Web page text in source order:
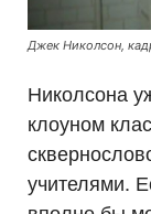
Джек Николсон,
Николсона
клоуном
учителями.